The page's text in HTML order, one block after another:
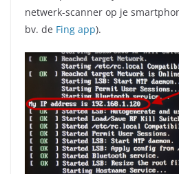
netwerk-scanner op je
bv. de Fing app).